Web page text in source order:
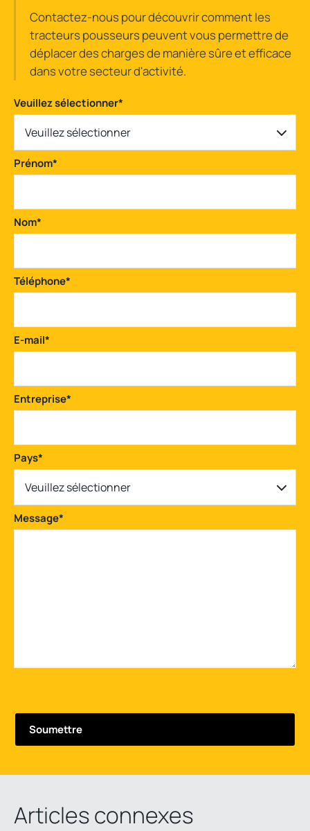
Contactez-nous pour découvrir comment les
tracteurs pousseurs peuvent vous permettre de
déplacer des charges de manière sûre et efficace
dans votre secteur d'activité.
Veuillez sélectionner*
Veuillez sélectionner
Prénom*
Nom*
Téléphone*
E-mail*
Entreprise*
Pays*
Veuillez sélectionner
Message*
Articles connexes